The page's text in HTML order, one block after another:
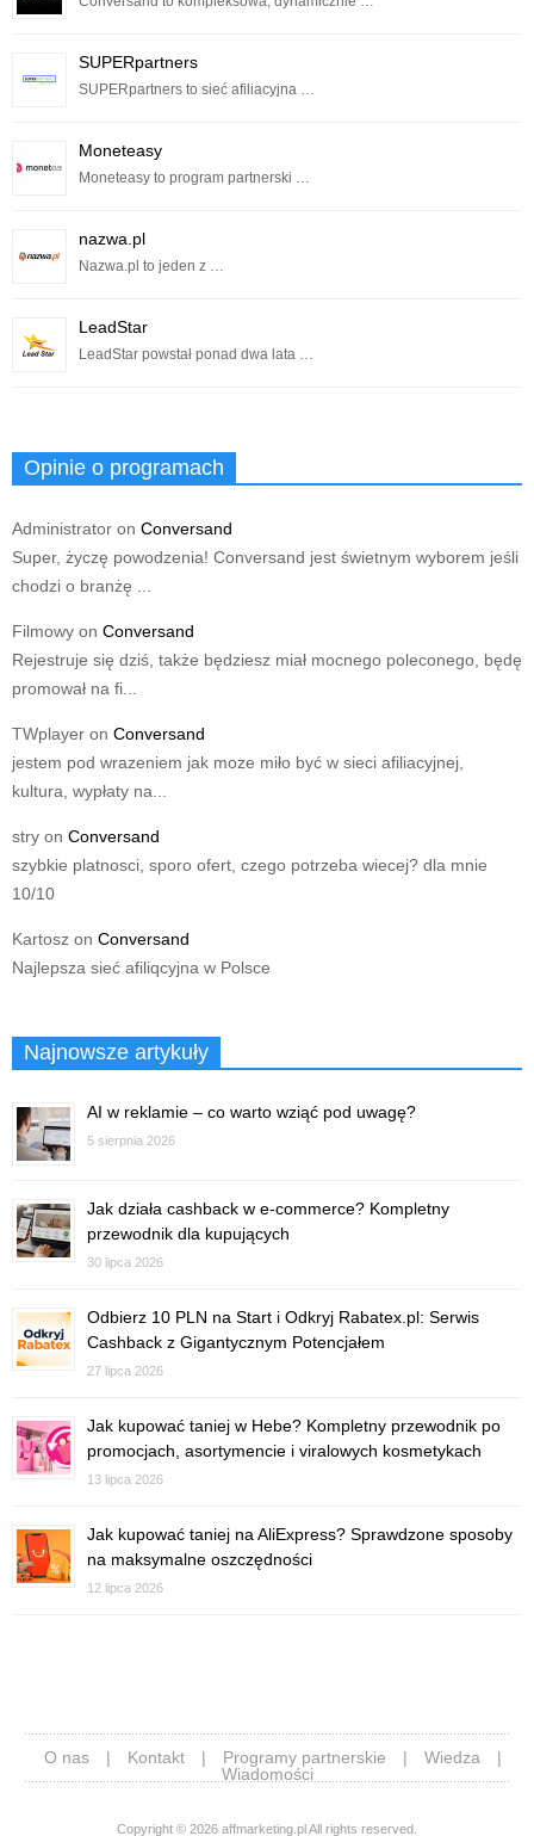
SUPERpartners
SUPERpartners to sieć afiliacyjna …
Moneteasy
Moneteasy to program partnerski …
nazwa.pl
Nazwa.pl to jeden z …
LeadStar
LeadStar powstał ponad dwa lata …
Opinie o programach
Administrator on Conversand
Super, życzę powodzenia! Conversand jest świetnym wyborem jeśli
chodzi o branżę ...
Filmowy on Conversand
Rejestruje się dziś, także będziesz miał mocnego poleconego, będę
promował na fi...
TWplayer on Conversand
jestem pod wrazeniem jak moze miło być w sieci afiliacyjnej,
kultura, wypłaty na...
stry on Conversand
szybkie platnosci, sporo ofert, czego potrzeba wiecej? dla mnie
10/10
Kartosz on Conversand
Najlepsza sieć afiliqcyjna w Polsce
Najnowsze artykuły
AI w reklamie – co warto wziąć pod uwagę?
5 sierpnia 2026
Jak działa cashback w e-commerce? Kompletny
przewodnik dla kupujących
30 lipca 2026
Odbierz 10 PLN na Start i Odkryj Rabatex.pl: Serwis
Cashback z Gigantycznym Potencjałem
27 lipca 2026
Jak kupować taniej w Hebe? Kompletny przewodnik po
promocjach, asortymencie i viralowych kosmetykach
13 lipca 2026
Jak kupować taniej na AliExpress? Sprawdzone sposoby
na maksymalne oszczędności
12 lipca 2026
O nas | Kontakt | Programy partnerskie | Wiedza
|
Wiadomości
Copyright © 2026 affmarketing.pl All rights reserved.